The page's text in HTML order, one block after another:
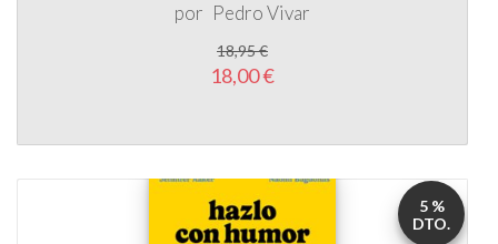
por Pedro Vivar
18,95 €
18,00 €
5 %
DTO.